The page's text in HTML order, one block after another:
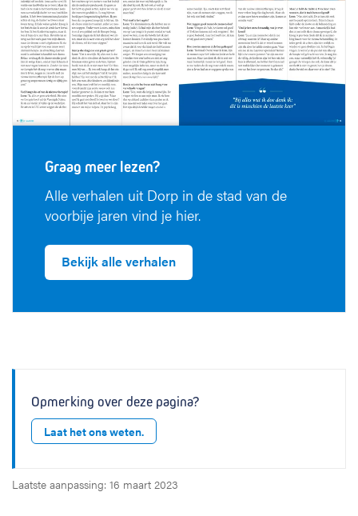
Graag meer lezen?
Alle verhalen uit Dorp in de stad van de
voorbije jaren vind je hier.
Bekijk alle verhalen
Opmerking over deze pagina?
Laat het ons weten.
Laatste aanpassing: 16 maart 2023